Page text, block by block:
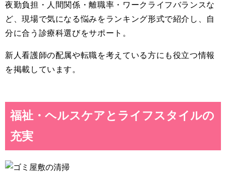
夜勤負担・人間関係・離職率・ワークライフバランスな
ど、現場で気になる悩みをランキング形式で紹介し、自
分に合う診療科選びをサポート。
新人看護師の配属や転職を考えている方にも役立つ情報
を掲載しています。
福祉・ヘルスケアとライフスタイルの
充実